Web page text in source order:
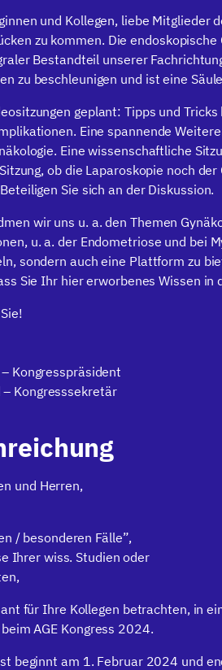
und Kollegen, liebe Mitglieder
zu kommen. Die
Bestandteil unserer
zu beschleunigen und ist eine
geplant: Tipps und
Eine spannende
Eine wissenschaftliche
ob die Laparoskopie noch
Sie sich an der Diskussion.
wir uns u. a. den Themen
u. a. der Endometriose und bei
sondern auch eine Plattform zu
Sie Ihr hier erworbenes Wissen in
Kongresspräsident
– Kongresssekretär
und Herren,
/ besonderen Fälle”,
Ihrer wiss. Studien oder
für Ihre Kollegen betrachten, in
AGE Kongress 2024.
beginnt am 1. Februar 2024 und